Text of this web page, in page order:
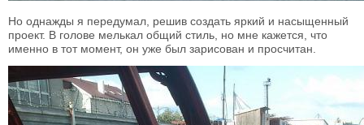
Но однажды я передумал, решив создать яркий и насыщенный
проект. В голове мелькал общий стиль, но мне кажется, что
именно в тот момент, он уже был зарисован и просчитан.